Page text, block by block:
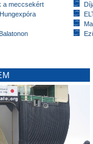
a meccsekért